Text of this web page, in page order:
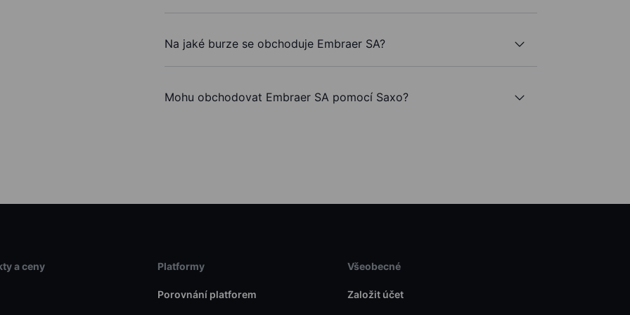
Na jaké burze se obchoduje Embraer SA?
Mohu obchodovat Embraer SA pomocí Saxo?
a ceny Platformy
Porovnání platforem
Všeobecné
Založit účet